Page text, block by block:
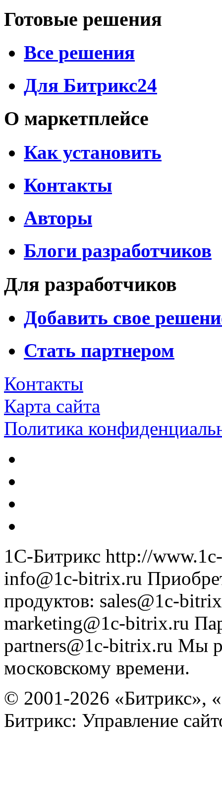
Готовые решения
Все решения
Для Битрикс24
О маркетплейсе
Как установить
Контакты
Авторы
Блоги разработчиков
Для разработчиков
Добавить свое
Стать партнером
Контакты
Карта сайта
Политика
1С-Битрикс http://
info@1c-bitrix.ru
продуктов: sales@1c-
marketing@1c-bitrix.ru
partners@1c-bitrix.ru Мы
московскому времени.
© 2001-2026 «Битрикс»,
Битрикс: Управление